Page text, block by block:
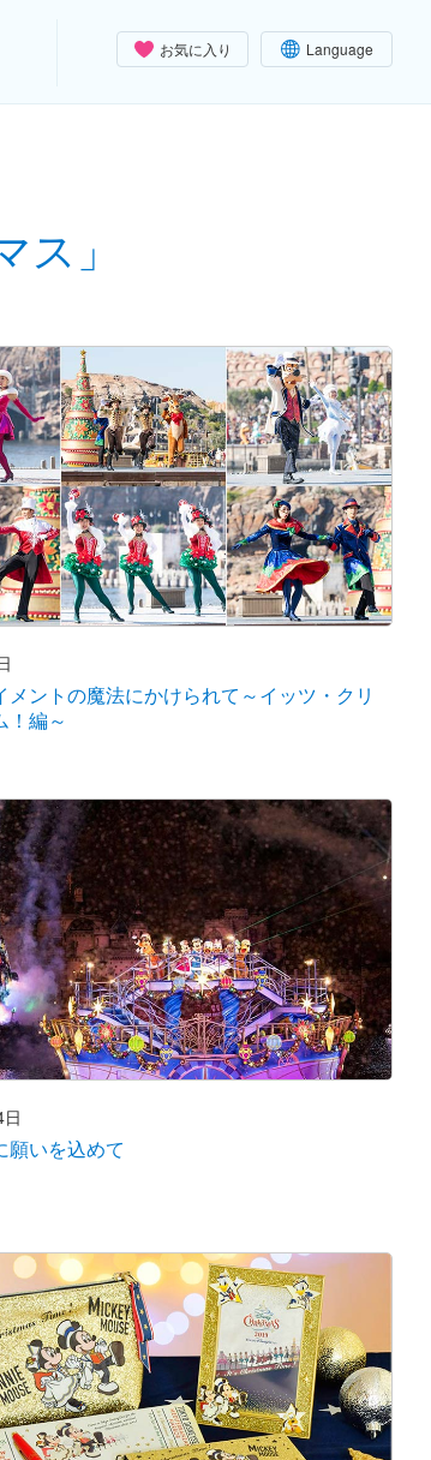
お気に入り Language
」
メントの魔法にかけられて～イッツ・クリ
！編～
願いを込めて